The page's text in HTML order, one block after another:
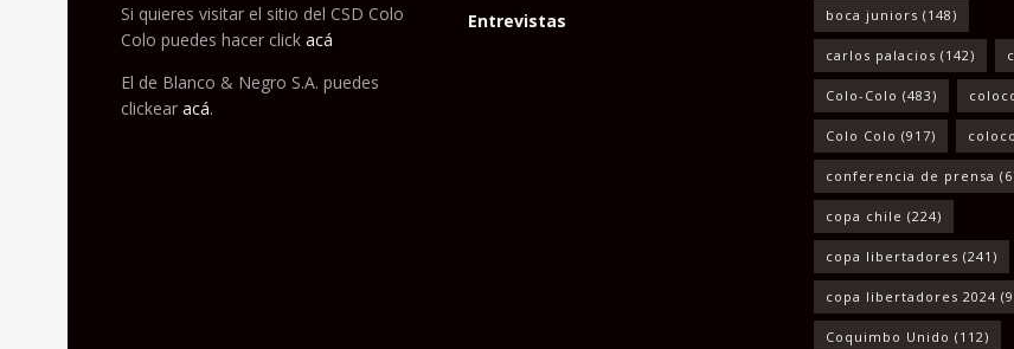
Si quieres visitar el sitio del CSD Colo
Colo puedes hacer click acá
El de Blanco & Negro S.A. puedes
clickear acá.
Entrevistas
boca juniors (148)
carlos palacios (142)
Colo-Colo (483)
Colo Colo (917)
conferencia de prensa
copa chile (224)
copa libertadores (241)
copa libertadores 2024
Coquimbo Unido (112)